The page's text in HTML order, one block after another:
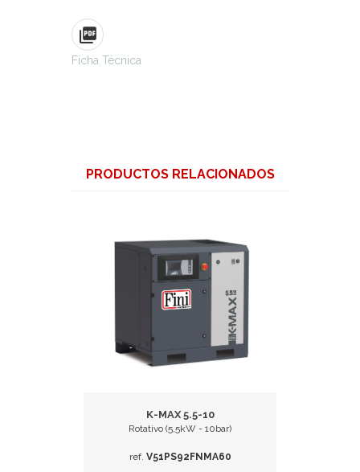
Ficha Técnica
PRODUCTOS RELACIONADOS
K-MAX 5.5-10
Rotativo (5,5kW - 10bar)
ref. V51PS92FNMA60